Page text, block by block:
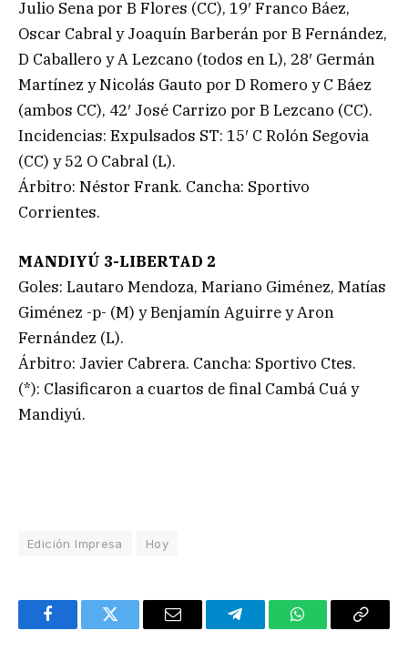
Julio Sena por B Flores (CC), 19′ Franco Báez,
Oscar Cabral y Joaquín Barberán por B Fernández,
D Caballero y A Lezcano (todos en L), 28′ Germán
Martínez y Nicolás Gauto por D Romero y C Báez
(ambos CC), 42′ José Carrizo por B Lezcano (CC).
Incidencias: Expulsados ST: 15′ C Rolón Segovia
(CC) y 52 O Cabral (L).
Árbitro: Néstor Frank. Cancha: Sportivo
Corrientes.
MANDIYÚ 3-LIBERTAD 2
Goles: Lautaro Mendoza, Mariano Giménez, Matías
Giménez -p- (M) y Benjamín Aguirre y Aron
Fernández (L).
Árbitro: Javier Cabrera. Cancha: Sportivo Ctes.
(*): Clasificaron a cuartos de final Cambá Cuá y
Mandiyú.
Edición Impresa Hoy
FacebookTwitter Email TelegramWhatsAppCopy